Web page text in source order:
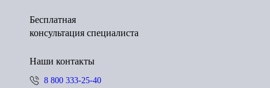
Бесплатная
консультация специалиста
Наши контакты
8 800 333-25-40